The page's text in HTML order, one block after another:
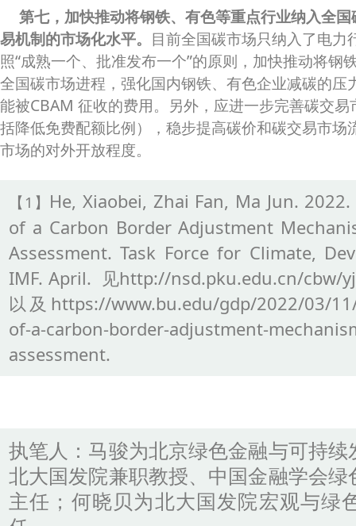
第七，加快推动将钢铁、有色等重点行业纳入全
易机制的市场化水平。 目前全国碳市场只纳入了电力
照“成熟一个、批准发布一个”的原则，加快推动将钢
全国碳市场进程，强化国内钢铁、有色企业减碳的压
能被CBAM 征收的费用。另外，应进一步完善碳交
括降低免费配额比例），稳步提高碳价和碳交易市场
市场的对外开放程度。
【1】 He, Xiaobei, Zhai Fan, Ma Jun.
of a Carbon Border Adjustment
Assessment. Task Force for Climate,
IMF. April. 见http://nsd.pku.edu.cn/cbw/
以及 https://www.bu.edu/gdp/2022/03/
of-a-carbon-border-adjustment-
assessment.
执笔人：马骏为北京绿色金融与可持
北大国发院兼职教授、中国金融学会
主任 ；何晓贝为北大国发院宏观与绿